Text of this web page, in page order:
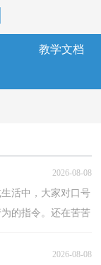
教学文档
2026-08-08
活中，大家对口号
的指令。还在苦苦
2026-08-08